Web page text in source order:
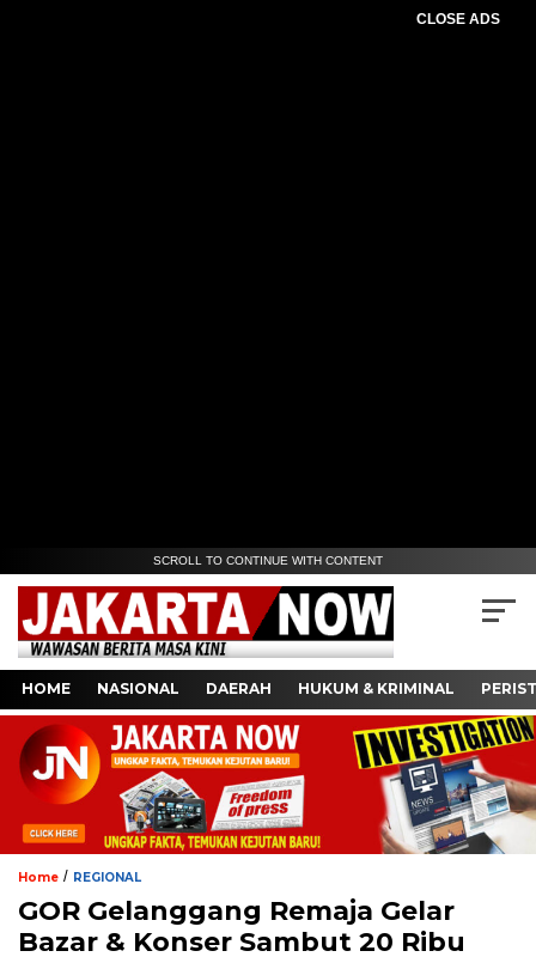
CLOSE ADS
SCROLL TO CONTINUE WITH CONTENT
HOME NASIONAL DAERAH HUKUM & KRIMINAL
Home / REGIONAL
GOR Gelanggang Remaja Gelar
Bazar & Konser Sambut 20 Ribu